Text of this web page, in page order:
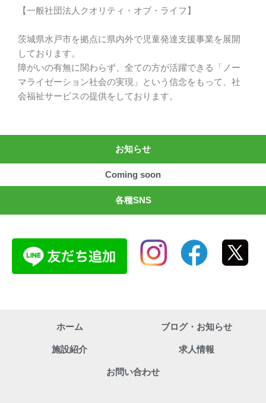
【一般社団法人クオリティ・オブ・ライフ】
茨城県水戸市を拠点に県内外で児童発達支援事業を展開
しております。
障がいの有無に関わらず、全ての方が活躍できる「ノー
マライゼーション社会の実現」という信念をもって、社
会福祉サービスの提供をしております。
お知らせ
Coming soon
各種SNS
ホーム ブログ・お知らせ
施設紹介 求人情報
お問い合わせ